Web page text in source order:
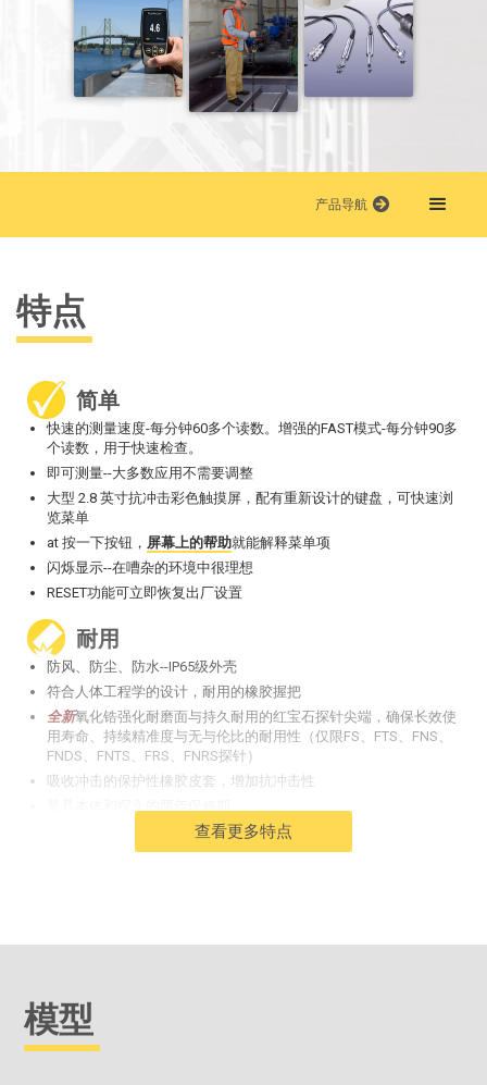
产品导航
特点
简单
快速的测量速度-每分钟60多个读数。增强的FAST模式-每分钟90多
个读数，用于快速检查。
即可测量--大多数应用不需要调整
大型 2.8 英寸抗冲击彩色触摸屏，配有重新设计的键盘，可快速浏
览菜单
at 按一下按钮， 屏幕上的帮助就能解释菜单项
闪烁显示--在嘈杂的环境中很理想
RESET功能可立即恢复出厂设置
耐用
防风、防尘、防水--IP65级外壳
符合人体工程学的设计，耐用的橡胶握把
全新氧化锆强化耐磨面与持久耐用的红宝石探针尖端，确保长效使
用寿命、持续精准度与无与伦比的耐用性（仅限FS、FTS、FNS、
FNDS、FNTS、FRS、FNRS探针）
吸收冲击的保护性橡胶皮套，增加抗冲击性
查看更多特点
模型